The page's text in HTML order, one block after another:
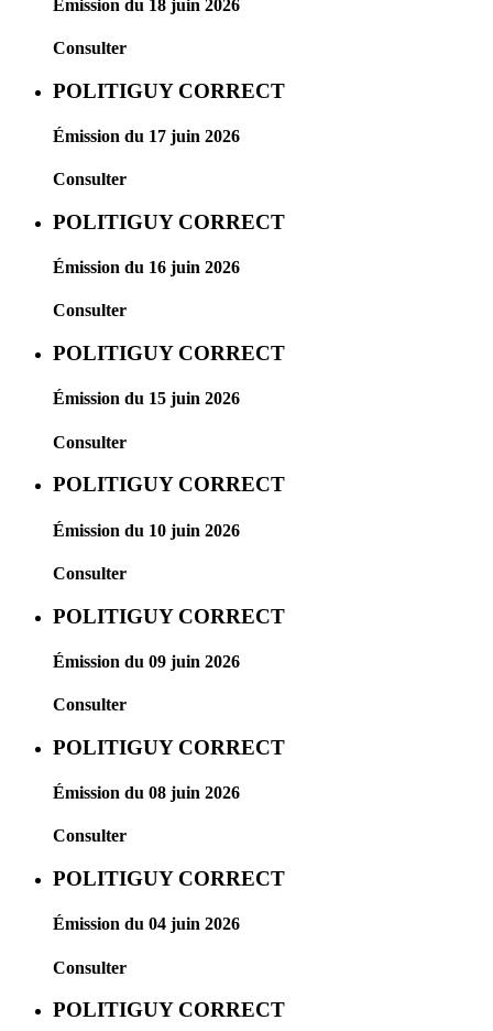
Émission du 18 juin 2026
Consulter
POLITIGUY CORRECT
Émission du 17 juin 2026
Consulter
POLITIGUY CORRECT
Émission du 16 juin 2026
Consulter
POLITIGUY CORRECT
Émission du 15 juin 2026
Consulter
POLITIGUY CORRECT
Émission du 10 juin 2026
Consulter
POLITIGUY CORRECT
Émission du 09 juin 2026
Consulter
POLITIGUY CORRECT
Émission du 08 juin 2026
Consulter
POLITIGUY CORRECT
Émission du 04 juin 2026
Consulter
POLITIGUY CORRECT